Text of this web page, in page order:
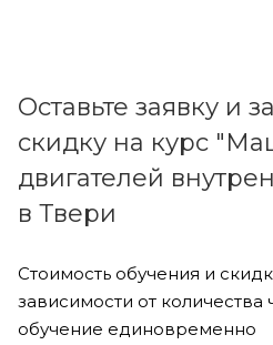
Оставьте заявку и
скидку на курс
двигателей
в Твери
Стоимость обучения и
зависимости от
обучение единовременно